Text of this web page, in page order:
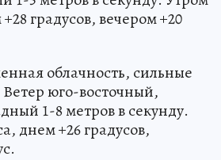
градусов, вечером +20
облачность, сильные
юго-восточный,
1-8 метров в секунду.
днем +26 градусов,